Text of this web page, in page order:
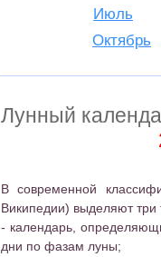
Июль
Октябрь
Лунный
В современной
Википедии) выделяют три
- календарь,
дни по фазам луны;